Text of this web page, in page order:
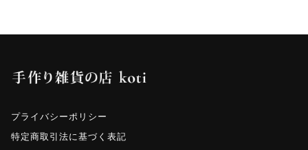
プライバシーポリシー
特定商取引法に基づく表記